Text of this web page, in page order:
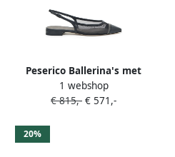
Peserico Ballerina's met
puntige neus Zwart
1 webshop
€ 815,- € 571,-
20%